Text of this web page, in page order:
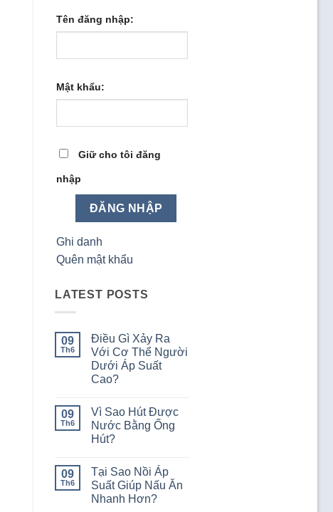
Tên đăng nhập:
Mật khẩu:
Giữ cho tôi đăng
nhập
ĐĂNG NHẬP
Ghi danh
Quên mật khẩu
LATEST POSTS
09
Th6
Điều Gì Xảy Ra
Với Cơ Thể Người
Dưới Áp Suất
Cao?
bình
luận
ở
Điều
Ra
Với
Cơ
Thể
Người
09
Th6
Vì Sao Hút Được
Nước Bằng Ống
Hút?
bình
luận
ở
Vì
09
Th6
Tại Sao Nồi Áp
Suất Giúp Nấu Ăn
Nhanh Hơn?